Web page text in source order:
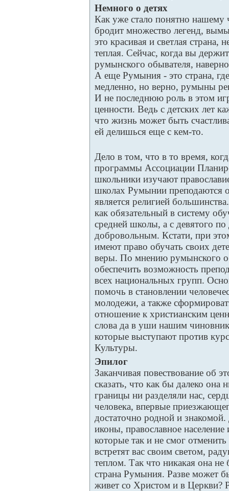
Немного о детях
Как уже стало понятно
бродит множество легенд,
это красивая и светлая
теплая. Сейчас, когда вы
румынского обывателя,
А еще Румыния - это страна,
медленно, но верно, румыны
И не последнюю роль в этом
ценности. Ведь с детских лет
что жизнь может быть
ей делишься еще с кем-то.
Дело в том, что в то время,
программы Ассоциации
школьники изучают
школах Румынии преподаются
является религией
как обязательный в систему
средней школы, а с девятого по
добровольным. Кстати, при
имеют право обучать своих
веры. По мнению румынского
обеспечить возможность
всех национальных групп.
помочь в становлении
молодежи, а также
отношение к христианским
слова да в уши нашим
которые выступают против
Культуры.
Эпилог
Заканчивая повествование об
сказать, что как бы далеко
границы ни разделяли нас,
человека, впервые
достаточно родной и
иконы, православное
которые так и не смог
встретят вас своим светом,
теплом. Так что никакая она не
страна Румыния. Разве может
живет со Христом и в Церкви?